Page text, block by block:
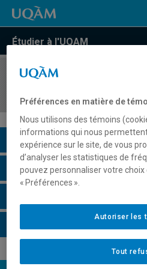
Étudier à l'UQAM
COURS//
Description du cours
Horaire - Été 2026
Préférences en matière de
Nous utilisons des témoins
informations qui nous
expérience sur le site, de vous
d’analyser les statistiques de
pouvez personnaliser votre
« Préférences ».
Tout
Autoriser les